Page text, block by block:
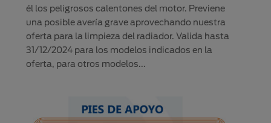
él los peligrosos calentones del motor. Previene
una posible avería grave aprovechando nuestra
oferta para la limpieza del radiador. Valida hasta
31/12/2024 para los modelos indicados en la
oferta, para otros modelos...